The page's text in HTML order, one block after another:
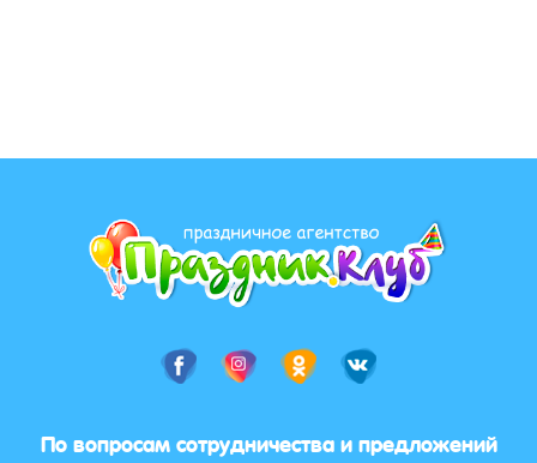
По вопросам сотрудничества и предложений